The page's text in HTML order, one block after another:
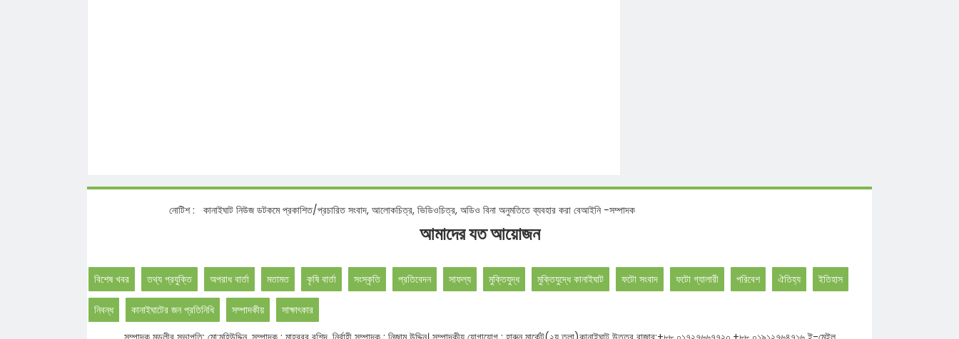
কানাইঘাট নিউজ ডটকমে প্রকাশিত/প্রচারিত সংবাদ, আলোকচিত্র, ভিডিওচিত্র, অডিও বিনা অনুমতিতে ব্যবহার করা বেআইনি -সম্পাদক
আমাদের যত আয়োজন
বিশেষ খবর তথ্য প্রযুক্তি অপরাধ বার্তা মতামত কৃষি বার্তা সংস্কৃতি প্রতিবেদন সাফল্য মুক্তিযুদ্ধ মুক্তিযুদ্ধে কানাইঘাট ফটো সংবাদ ফটো গ্যালারী পরিবেশ ঐতিহ্য ইতিহাস
নিবন্ধ কানাইঘাটের জন প্রতিনিধি সম্পাদকীয়
সাক্ষাৎকার